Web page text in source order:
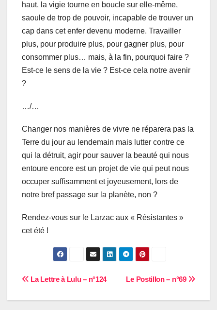
haut, la vigie tourne en boucle sur elle-même,
saoule de trop de pouvoir, incapable de trouver un
cap dans cet enfer devenu moderne. Travailler
plus, pour produire plus, pour gagner plus, pour
consommer plus… mais, à la fin, pourquoi faire ?
Est-ce le sens de la vie ? Est-ce cela notre avenir
?
…/…
Changer nos manières de vivre ne réparera pas la
Terre du jour au lendemain mais lutter contre ce
qui la détruit, agir pour sauver la beauté qui nous
entoure encore est un projet de vie qui peut nous
occuper suffisamment et joyeusement, lors de
notre bref passage sur la planète, non ?
Rendez-vous sur le Larzac aux « Résistantes »
cet été !
Navigation
de
Le Postillon – n°69
La Lettre à Lulu – n°124